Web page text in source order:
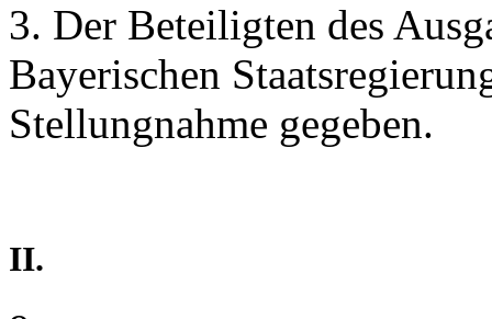
3. Der Beteiligten des
Bayerischen
Stellungnahme gegeben.
II.